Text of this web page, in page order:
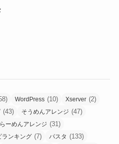
WordPress (10) Xserver (2)
(43) そうめんアレンジ (47)
ーめんアレンジ (31)
ランキング (7) パスタ (133)